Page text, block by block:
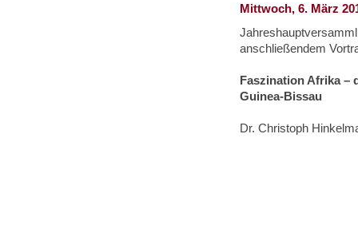
Mittwoch, 6. März
anschließendem
Faszination Afrika –
Guinea-Bissau
Dr. Christoph